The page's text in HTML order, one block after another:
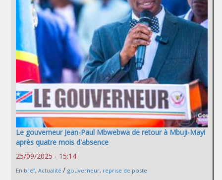
Le gouverneur Jean-Paul Mbwebwa de retour à Mbuji-Mayi
après quatre mois d'absence
25/09/2025 - 15:14
En bref, Actualité / gouverneur, reprise de poste